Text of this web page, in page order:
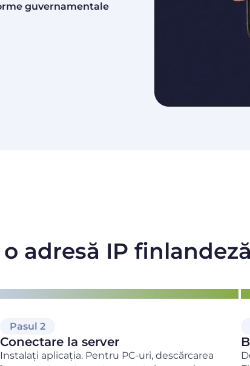
guvernamentale
adresă IP
Pasul 2
Conectare la server
Instalați aplicația. Pentru PC-uri, descărcarea